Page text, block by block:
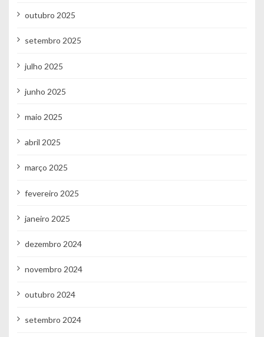
outubro 2025
setembro 2025
julho 2025
junho 2025
maio 2025
abril 2025
março 2025
fevereiro 2025
janeiro 2025
dezembro 2024
novembro 2024
outubro 2024
setembro 2024